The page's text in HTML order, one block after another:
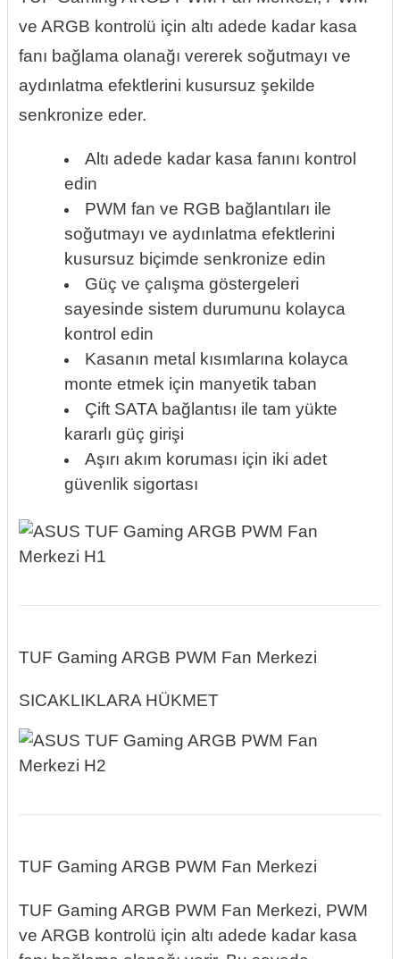
ve ARGB kontrolü için altı adede kadar kasa
fanı bağlama olanağı vererek soğutmayı ve
aydınlatma efektlerini kusursuz şekilde
senkronize eder.
Altı adede kadar kasa fanını kontrol
edin
PWM fan ve RGB bağlantıları ile
soğutmayı ve aydınlatma efektlerini
kusursuz biçimde senkronize edin
Güç ve çalışma göstergeleri
sayesinde sistem durumunu kolayca
kontrol edin
Kasanın metal kısımlarına kolayca
monte etmek için manyetik taban
Çift SATA bağlantısı ile tam yükte
kararlı güç girişi
Aşırı akım koruması için iki adet
güvenlik sigortası
TUF Gaming ARGB PWM Fan Merkezi
SICAKLIKLARA HÜKMET
TUF Gaming ARGB PWM Fan Merkezi
TUF Gaming ARGB PWM Fan Merkezi, PWM
ve ARGB kontrolü için altı adede kadar kasa